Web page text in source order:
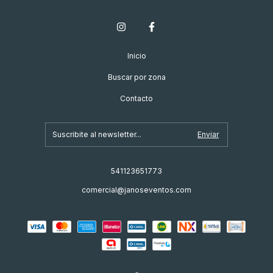
Inicio
Buscar por zona
Contacto
541123651773
comercial@janoseventos.com